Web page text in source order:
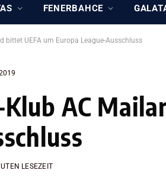
FENERBAHCE
bittet UEFA um Europa League-Ausschluss
AC
LESEZEIT